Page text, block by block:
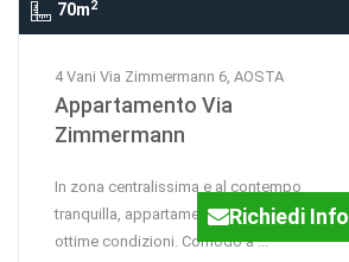
70m2
4 Vani Via Zimmermann 6, AOSTA
Appartamento Via
Zimmermann
In zona centralissima e al contempo
tranquilla, appartamento di 70mq in
ottime condizioni. Comodo a ...
Richiedi Info